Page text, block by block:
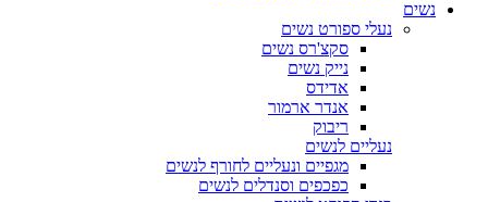
נשים
נעלי ספורט נשים
סקצ'רס נשים
נייק נשים
אדידס
אנדר ארמור
ריבוק
נעליים לנשים
מגפיים ונעליים לחורף לנשים
כפכפים וסנדלים לנשים